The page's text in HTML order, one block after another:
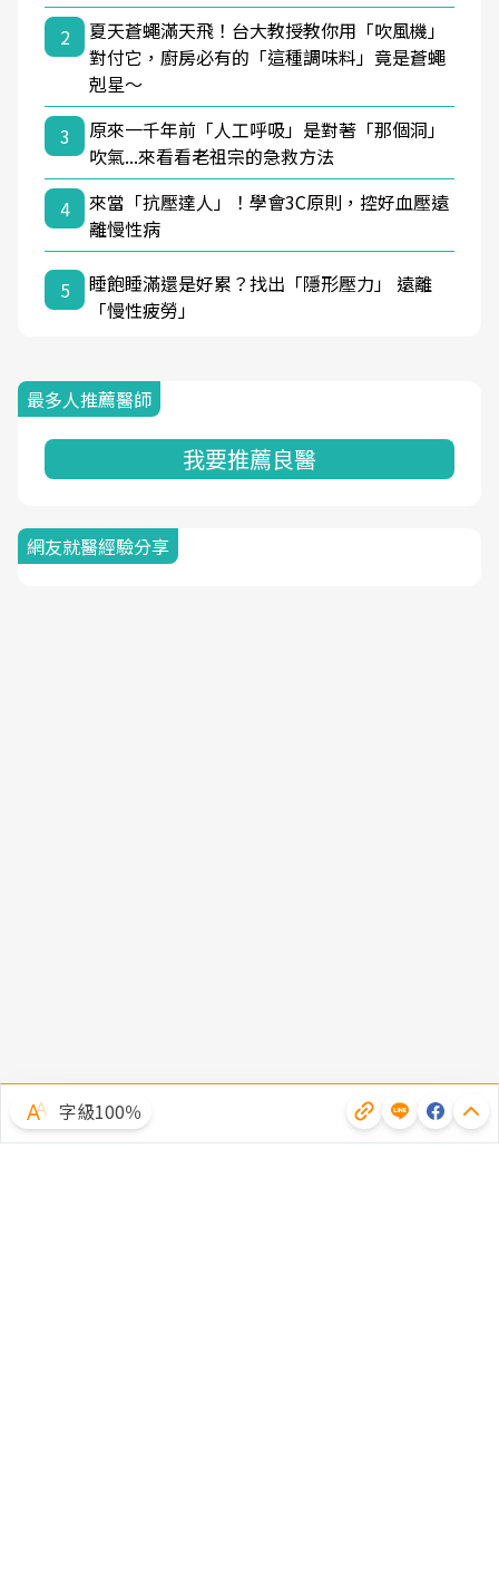
2
夏天蒼蠅滿天飛！台大教授教你用「吹風機」
對付它，廚房必有的「這種調味料」竟是蒼蠅
剋星～
3
原來一千年前「人工呼吸」是對著「那個洞」
吹氣...來看看老祖宗的急救方法
4
來當「抗壓達人」！學會3C原則，控好血壓遠
離慢性病
5
睡飽睡滿還是好累？找出「隱形壓力」 遠離
「慢性疲勞」
最多人推薦醫師
我要推薦良醫
網友就醫經驗分享
字級100％